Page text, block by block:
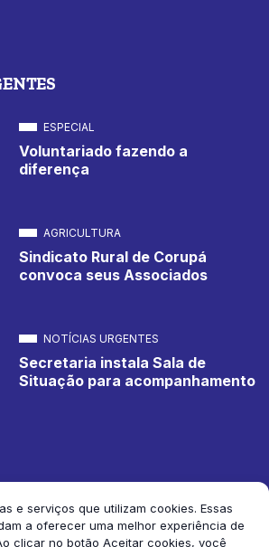
e serviços que utilizam cookies. Essas
a oferecer uma melhor experiência de
clicar no botão Aceitar cookies, você
ESPECIAL
Voluntariado fazendo a
diferença
AGRICULTURA
Sindicato Rural de Corupá
convoca seus Associados
NOTÍCIAS URGENTES
Secretaria instala Sala de
Situação para acompanhamento
Todos os direitos reservados.